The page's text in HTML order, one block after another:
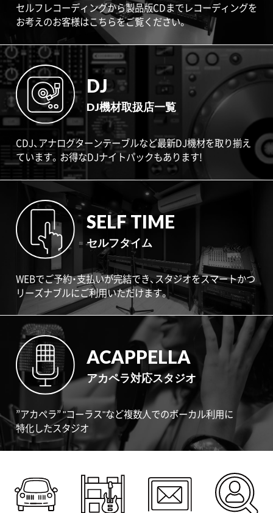
セルフレコーディングから製品版CDまでレコーディングを
お考えのお客様はこちらをご覧ください。
DJ
DJ機材取扱店一覧
CDJ、アナログターンテーブルなど最新DJ機材を取り揃え
ています。お得なDJナイトパックもあります!
SELF TIME
セルフタイム
WEBでご予約・支払いが完結でき、スタジオをスマートかつ
リーズナブルにご利用いただけます。
ACAPPELLA
アカペラ対応スタジオ
”アカペラ” "コーラス"など複数人でのボーカル利用に
特化したスタジオ